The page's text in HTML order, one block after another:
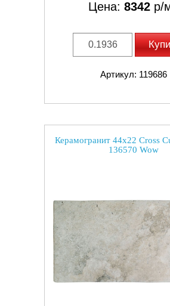
Цена: 8342 р/
Артикул: 119686
Керамогранит 44x22 Cross
136570 Wow